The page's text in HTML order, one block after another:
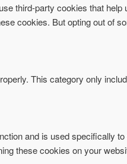
third-party cookies that
cookies. But opting out of
This category only
and is used specifically
these cookies on your